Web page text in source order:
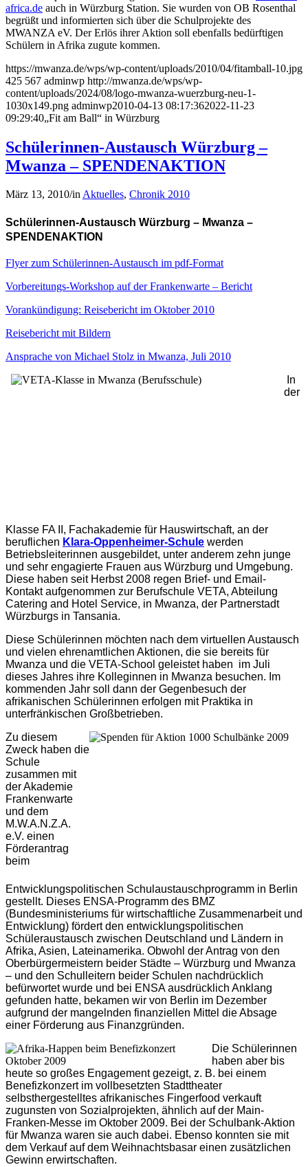
africa.de auch in Würzburg Station. Sie wurden von OB Rosenthal
begrüßt und informierten sich über die Schulprojekte des
MWANZA eV. Der Erlös ihrer Aktion soll ebenfalls bedürftigen
Schülern in Afrika zugute kommen.
https://mwanza.de/wps/wp-content/uploads/2010/04/fitamball-10.jpg
425 567 adminwp http://mwanza.de/wps/wp-
content/uploads/2024/08/logo-mwanza-wuerzburg-neu-1-
1030x149.png adminwp2010-04-13 08:17:362022-11-23
09:29:40„Fit am Ball“ in Würzburg
Schülerinnen-Austausch Würzburg –
Mwanza – SPENDENAKTION
März 13, 2010/inAktuelles, Chronik 2010
Schülerinnen-Austausch Würzburg – Mwanza –
SPENDENAKTION
Flyer zum Schülerinnen-Austausch im pdf-Format
Vorbereitungs-Workshop auf der Frankenwarte – Bericht
Vorankündigung: Reisebericht im Oktober 2010
Reisebericht mit Bildern
Ansprache von Michael Stolz in Mwanza, Juli 2010
In
der
Klasse FA II, Fachakademie für Hauswirtschaft, an der
beruflichen Klara-Oppenheimer-Schule werden
Betriebsleiterinnen ausgebildet, unter anderem zehn junge
und sehr engagierte Frauen aus Würzburg und Umgebung.
Diese haben seit Herbst 2008 regen Brief- und Email-
Kontakt aufgenommen zur Berufschule VETA, Abteilung
Catering and Hotel Service, in Mwanza, der Partnerstadt
Würzburgs in Tansania.
Diese Schülerinnen möchten nach dem virtuellen Austausch
und vielen ehrenamtlichen Aktionen, die sie bereits für
Mwanza und die VETA-School geleistet haben im Juli
dieses Jahres ihre Kol­leginnen in Mwanza besuchen. Im
kommenden Jahr soll dann der Gegenbesuch der
afrikanischen Schülerinnen erfolgen mit Praktika in
unterfränkischen Großbetrieben.
Zu diesem
Zweck haben die
Schule
zusammen mit
der Akademie
Frankenwarte
und dem
M.W.A.N.Z.A.
e.V. einen
Förderantrag
beim
Entwicklungspolitischen Schulaustauschprogramm in Berlin
gestellt. Dieses ENSA-Programm des BMZ
(Bundesministeriums für wirtschaftliche Zusammenarbeit und
Entwicklung) fördert den entwicklungspolitischen
Schüleraustausch zwischen Deutschland und Ländern in
Afrika, Asien, Lateinamerika. Ob­wohl der Antrag von den
Oberbürgermeistern beider Städte – Würzburg und Mwanza
– und den Schulleitern beider Schulen nachdrücklich
befürwortet wurde und bei ENSA ausdrücklich Anklang
gefunden hatte, bekamen wir von Berlin im Dezember
aufgrund der mangelnden finanziellen Mittel die Absage
einer Förderung aus Finanzgründen.
Die Schülerinnen
haben aber bis
heute so großes Engagement gezeigt, z. B. bei einem
Benefizkonzert im vollbesetzten Stadttheater
selbsthergestelltes afrikanisches Fingerfood verkauft
zugunsten von Sozialprojekten, ähnlich auf der Main-
Franken-Messe im Oktober 2009. Bei der Schulbank-Aktion
für Mwanza waren sie auch dabei. Ebenso konnten sie mit
dem Verkauf auf dem Weih­nachtsbasar einen zusätzlichen
Gewinn erwirtschaften.